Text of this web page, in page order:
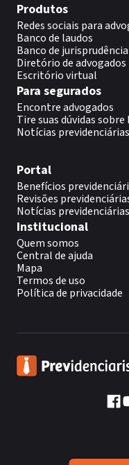
Produtos
Redes sociais para
Banco de laudos
Banco de jurisprudência
Diretório de advogados
Escritório virtual
Para segurados
Encontre advogados
Tire suas dúvidas sobre
Notícias previdenciárias
Portal
Benefícios
Revisões
Notícias previdenciárias
Institucional
Quem somos
Central de ajuda
Mapa
Termos de uso
Política de privacidade